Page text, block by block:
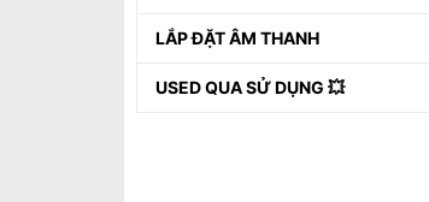
LẮP ĐẶT ÂM THANH
USED QUA SỬ DỤNG 💥